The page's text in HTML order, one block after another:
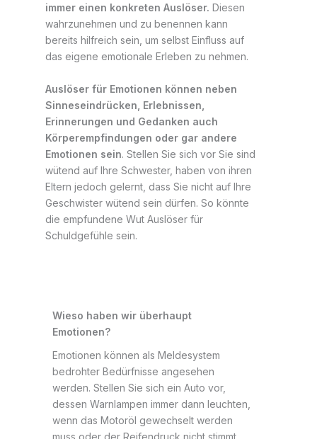
immer einen konkreten Auslöser. Diesen
wahrzunehmen und zu benennen kann
bereits hilfreich sein, um selbst Einfluss auf
das eigene emotionale Erleben zu nehmen.
Auslöser für Emotionen können neben
Sinneseindrücken, Erlebnissen,
Erinnerungen und Gedanken auch
Körperempfindungen oder gar andere
Emotionen sein. Stellen Sie sich vor Sie sind
wütend auf Ihre Schwester, haben von ihren
Eltern jedoch gelernt, dass Sie nicht auf Ihre
Geschwister wütend sein dürfen. So könnte
die empfundene Wut Auslöser für
Schuldgefühle sein.
Wieso haben wir überhaupt
Emotionen?
Emotionen können als Meldesystem
bedrohter Bedürfnisse angesehen
werden. Stellen Sie sich ein Auto vor,
dessen Warnlampen immer dann leuchten,
wenn das Motoröl gewechselt werden
muss oder der Reifendruck nicht stimmt.